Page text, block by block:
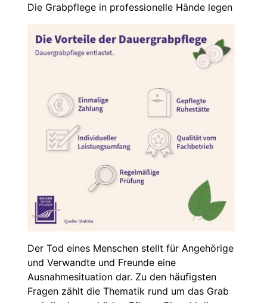
Die Grabpflege in professionelle Hände legen
Der Tod eines Menschen stellt für Angehörige
und Verwandte und Freunde eine
Ausnahmesituation dar. Zu den häufigsten
Fragen zählt die Thematik rund um das Grab